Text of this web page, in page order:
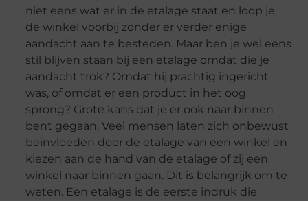
niet eens wat er in de etalage staat en loop je
de winkel voorbij zonder er verder enige
aandacht aan te besteden. Maar ben je wel eens
stil blijven staan bij een etalage omdat die je
aandacht trok? Omdat hij prachtig ingericht
was, of omdat er een product in het oog
sprong? Grote kans dat je er ook naar binnen
bent gegaan. Veel mensen laten zich onbewust
beïnvloeden door de etalage van een winkel en
kiezen aan de hand van de etalage of zij een
winkel naar binnen gaan. Dit is belangrijk om te
weten. Een etalage is de eerste indruk die